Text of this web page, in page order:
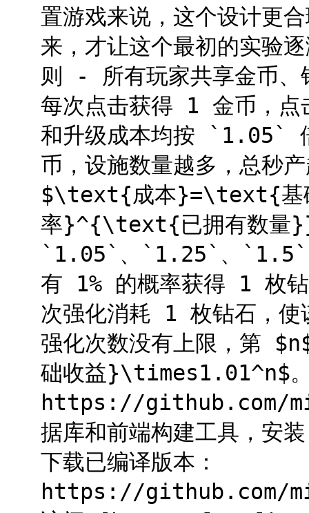
置游戏来说，这个设计更
来，才让这个最初的实验
则 - 所有玩家共享金币、
每次点击获得 1 金币，
和升级成本均按 `1.05`
币，设施数量越多，总秒
$\text{成本}=\text{基
率}^{\text{已拥有数量
`1.05`、`1.25`、
有 1% 的概率获得 1 枚
次强化消耗 1 枚钻石，
强化次数没有上限，第
础收益}\times1.01^n$
https://github.com/
据库和前端构建工具，安
下载已编译版本：
https://github.com/